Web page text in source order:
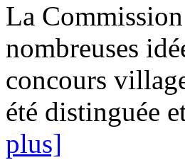
La
nombreuses
concours
été distinguée
plus]